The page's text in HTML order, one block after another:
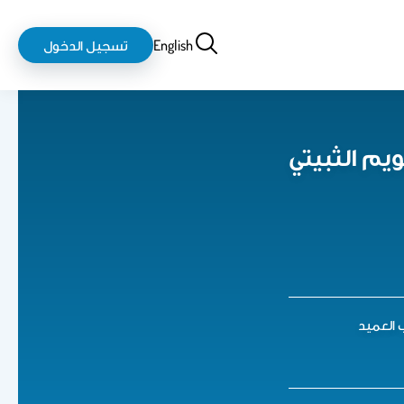
بحثEnglish
login-
logout
تسجيل الدخول
الثبيتي